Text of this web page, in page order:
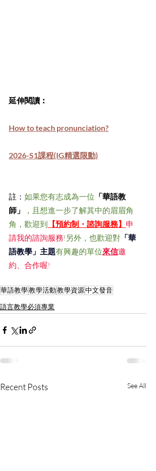
延伸閱讀︰
How to teach pronunciation?
2026-S1課程(IG精選限動)
註： 如果您有志成為一位 「華語教
師」
，且想進一步了解其中的眉眉角
角，歡迎到 【預約制・諮詢服務】 申
請我的諮詢服務!另外，也歡迎對 「華
語教學」主題有興趣的單位來信邀
約、合作喔!
華語教學教學活動教學資源中文發音
語言教學必須專業
Recent Posts See All